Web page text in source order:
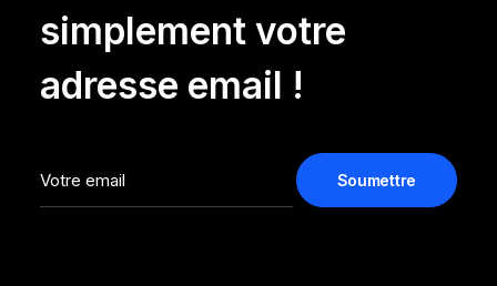
simplement votre
adresse email !